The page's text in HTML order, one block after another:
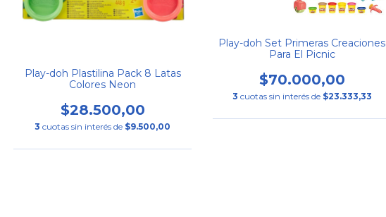
Play-doh Plastilina Pack 8 Latas
Colores Neon
$28.500,00
3 cuotas sin interés de $9.500,00
Play-doh Set Primeras Creaciones
Para El Picnic
$70.000,00
3 cuotas sin interés de $23.333,33